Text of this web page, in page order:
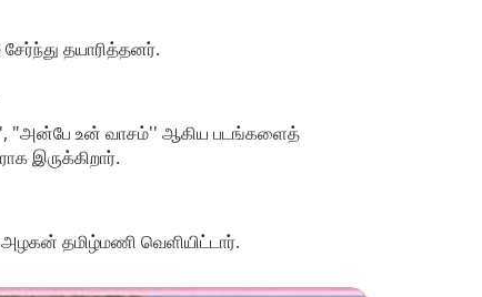
தயாரித்தனர்.
"அன்பே உன் வாசம்'' ஆகிய படங்களைத்
இருக்கிறார்.
தமிழ்மணி வெளியிட்டார்.